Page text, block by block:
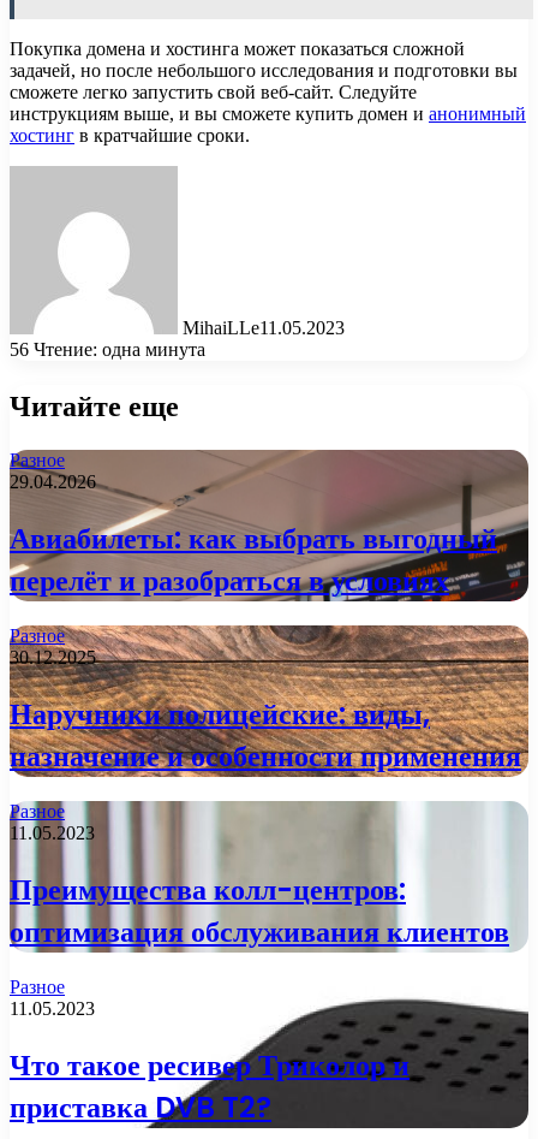
Покупка домена и хостинга может показаться сложной
задачей, но после небольшого исследования и подготовки вы
сможете легко запустить свой веб-сайт. Следуйте
инструкциям выше, и вы сможете купить домен и анонимный
хостинг в кратчайшие сроки.
MihaiLLe11.05.2023
56 Чтение: одна минута
Читайте еще
Разное
29.04.2026
Авиабилеты: как выбрать выгодный
перелёт и разобраться в условиях
Разное
30.12.2025
Наручники полицейские: виды,
назначение и особенности применения
Разное
11.05.2023
Преимущества колл-центров:
оптимизация обслуживания клиентов
Разное
11.05.2023
Что такое ресивер Триколор и
приставка DVB T2?